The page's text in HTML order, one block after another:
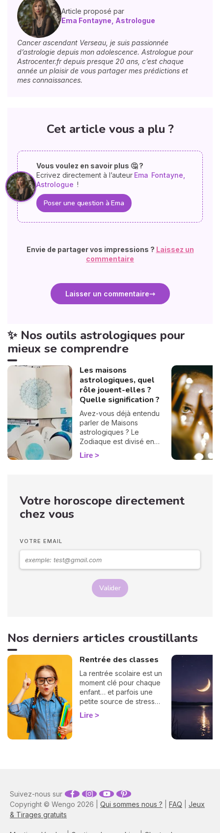
Article proposé par
Ema Fontayne, Astrologue
Cancer ascendant Verseau, je suis passionnée
d’astrologie depuis mon adolescence. Astrologue pour
Astrocenter.fr depuis presque 20 ans, c’est chaque
année un plaisir de vous partager mes prédictions et
mes connaissances.
Cet article vous a plu ?
Vous voulez en savoir plus 🤔 ?
Ecrivez directement à l’auteur Ema Fontayne,
Astrologue !
Poser une question à Ema
Envie de partager vos impressions ? Laissez un
commentaire
Laisser un commentaire
✨ Nos outils astrologiques pour
mieux se comprendre
Les maisons
astrologiques, quel
rôle jouent-elles ?
Quelle signification ?
Avez-vous déjà entendu
parler de Maisons
astrologiques ? Le
Zodiaque est divisé en
douze Maisons et chacune
correspond à une sphère
naissance, elles jouent un
rôle très important pour
Lire
Votre horoscope directement
chez vous
VOTRE EMAIL
Valider
Nos derniers articles croustillants
Rentrée des classes
La rentrée scolaire est un
moment clé pour chaque
enfant… et parfois une
petite source de stress
pour les parents ! Bonne
nouvelle : l'astrologie peut
astrologique et préparez-
vous à accompagner votre
Lire
Copyright © Wengo 2026 | Qui sommes nous ? FAQ
Jeux
& Tirages gratuits
Suivez-nous sur